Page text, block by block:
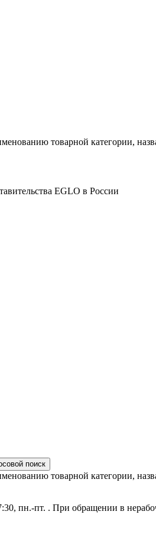
товарной категории,
EGLO в России
товарной категории,
пн.-пт. . При обращении в